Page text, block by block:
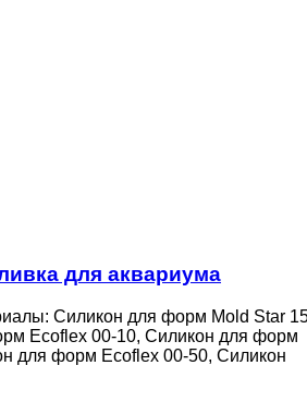
для аквариума
Силикон для форм Mold Star
Ecoflex 00-10, Силикон для форм
для форм Ecoflex 00-50, Силикон